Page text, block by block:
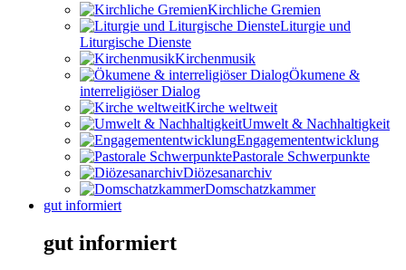
Kirchliche Gremien
Liturgie und
Liturgische Dienste
Kirchenmusik
Ökumene &
interreligiöser Dialog
Kirche weltweit
Umwelt & Nachhaltigkeit
Engagemententwicklung
Pastorale Schwerpunkte
Diözesanarchiv
Domschatzkammer
gut informiert
gut informiert